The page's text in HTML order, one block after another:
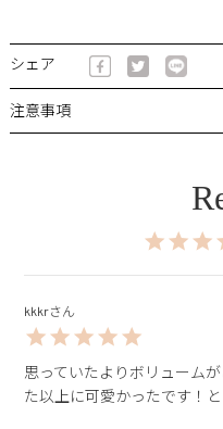
シェア
注意事項
kkkr
思っていたよりボリューム
た以上に可愛かったです！と